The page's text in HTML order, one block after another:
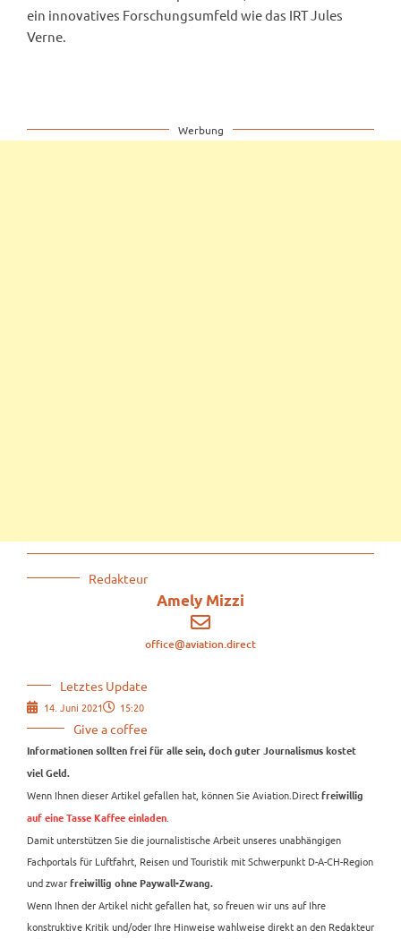
Redakteur
Amely Mizzi
office@aviation.direct
Letztes Update
14. Juni 2021 15:20
Give a coffee
Informationen sollten frei für alle sein, doch guter Journalismus kostet
viel Geld.
Wenn Ihnen dieser Artikel gefallen hat, können Sie Aviation.Direct freiwillig
auf eine Tasse Kaffee einladen
Damit unterstützen Sie die journalistische Arbeit unseres unabhängigen
Fachportals für Luftfahrt, Reisen und Touristik mit Schwerpunkt D-A-CH-Region
und zwar freiwillig ohne Paywall-Zwang.
Wenn Ihnen der Artikel nicht gefallen hat, so freuen wir uns auf Ihre
konstruktive Kritik und/oder Ihre Hinweise wahlweise direkt an den Redakteur
ein innovatives Forschungsumfeld wie das IRT Jules
Verne.
Werbung